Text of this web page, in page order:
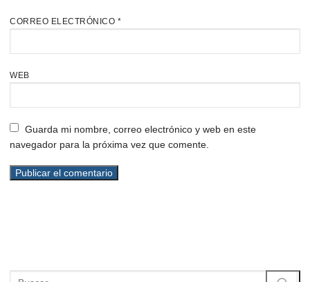
CORREO ELECTRÓNICO *
WEB
Guarda mi nombre, correo electrónico y web en este
navegador para la próxima vez que comente.
Buscar: